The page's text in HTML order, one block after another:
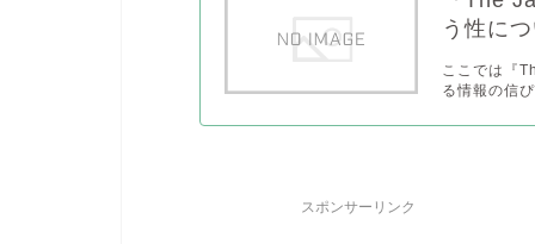
う性に
ここでは『
る情報の信
スポンサーリンク